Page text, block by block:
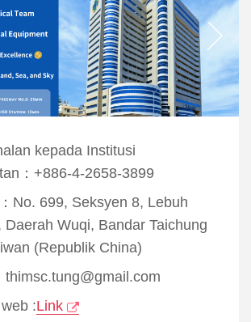
kepada Institusi
：+886-4-2658-3899
No. 699, Seksyen 8, Lebuh
Daerah Wuqi, Bandar Taichung
(Republik China)
thimsc.tung@gmail.com
:Link